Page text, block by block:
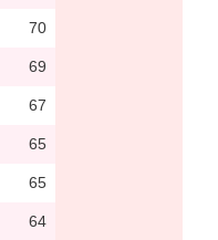
70
69
67
65
65
64